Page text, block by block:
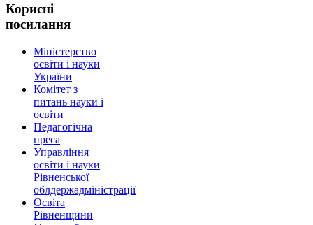
Корисні
посилання
Міністерство
освіти і науки
України
Комітет з
питань науки і
освіти
Педагогічна
преса
Управління
освіти і науки
Рівненської
облдержадміністрації
Освіта
Рівненщини